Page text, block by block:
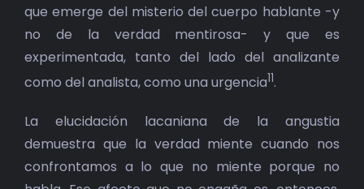
que emerge del misterio del cuerpo hablante -y
no de la verdad mentirosa- y que es
experimentada, tanto del lado del analizante
como del analista, como una urgencia11.
La elucidación lacaniana de la angustia
demuestra que la verdad miente cuando nos
confrontamos a lo que no miente porque no